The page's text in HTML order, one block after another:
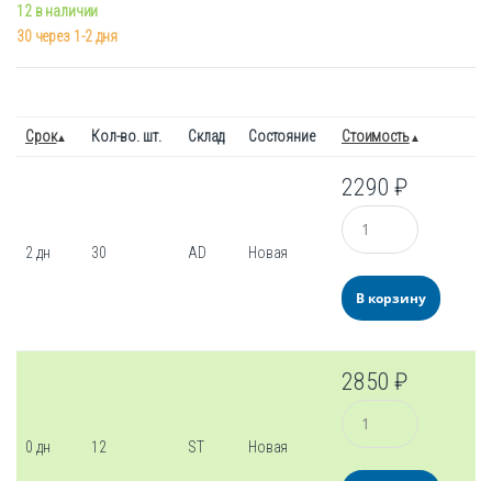
12 в наличии
30 через 1-2 дня
Срок Кол-во. шт. Склад Состояние Стоимость
2 дн 30 AD Новая
2290₽
Количество
В корзину
0 дн 12 ST Новая
2850₽
Количество